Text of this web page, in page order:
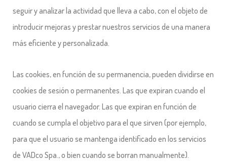
seguir y analizar la actividad que lleva a cabo, con el objeto de
introducir mejoras y prestar nuestros servicios de una manera
más eficiente y personalizada.
Las cookies, en función de su permanencia, pueden dividirse en
cookies de sesión o permanentes. Las que expiran cuando el
usuario cierra el navegador. Las que expiran en función de
cuando se cumpla el objetivo para el que sirven (por ejemplo,
para que el usuario se mantenga identificado en los servicios
de VADco Spa., o bien cuando se borran manualmente).